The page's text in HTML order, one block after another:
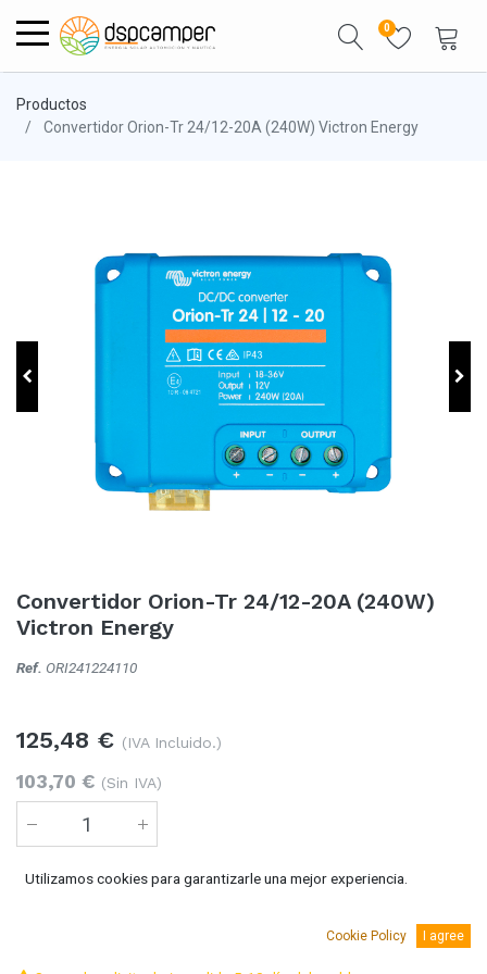
0
Productos
Convertidor Orion-Tr 24/12-20A (240W) Victron Energy
Convertidor Orion-Tr 24/12-20A (240W)
Victron Energy
Ref. ORI241224110
125,48 € (IVA Incluido.)
103,70 € (Sin IVA)
Añadir al carro
Utilizamos cookies para garantizarle una mejor experiencia.
Cookie Policy I agree